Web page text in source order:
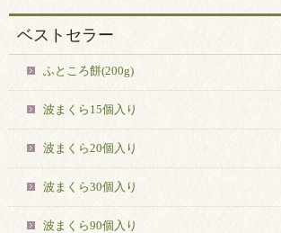
ベストセラー
ふところ餅(200g)
波まくら15個入り
波まくら20個入り
波まくら30個入り
波まくら90個入り